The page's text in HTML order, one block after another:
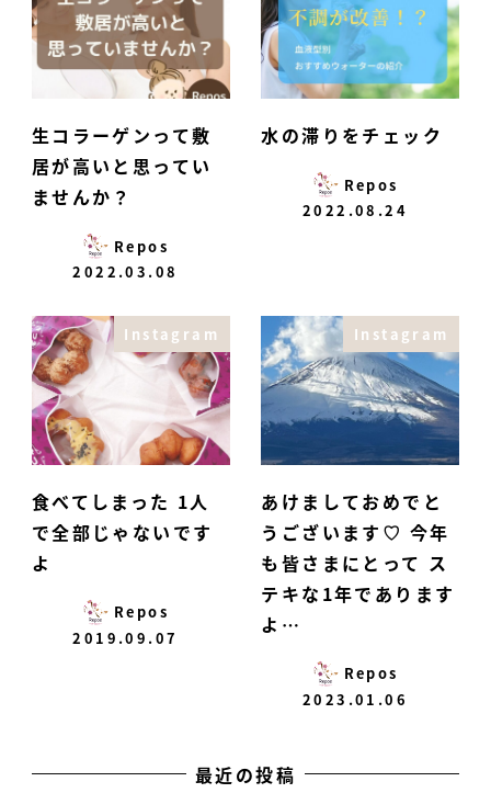
生コラーゲンって敷
居が高いと思ってい
ませんか？
Repos
2022.03.08
水の滞りをチェック
Repos
2022.08.24
Instagram
食べてしまった 1人
で全部じゃないです
よ
Repos
2019.09.07
Instagram
あけましておめでと
うございます♡ 今年
も皆さまにとって ス
テキな1年であります
よ…
Repos
2023.01.06
最近の投稿